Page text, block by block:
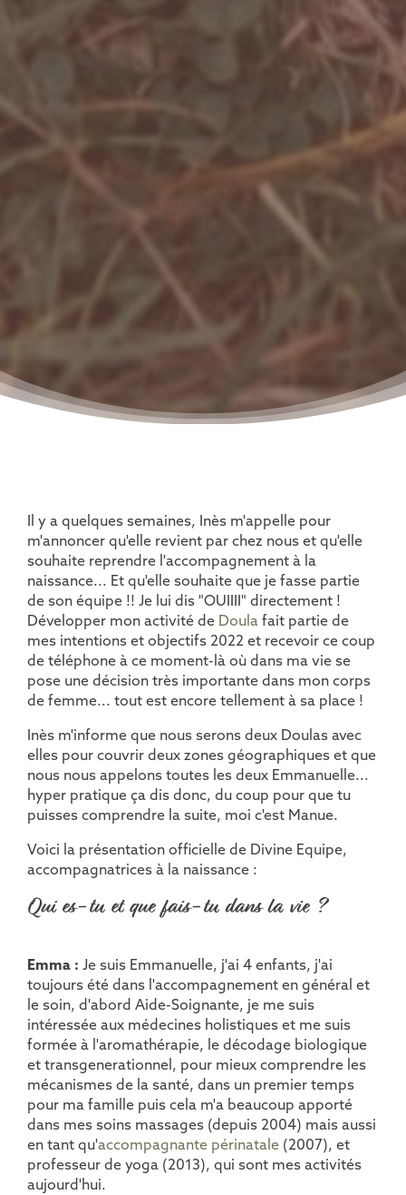
Il y a quelques semaines, Inès m'appelle pour
m'annoncer qu'elle revient par chez nous et qu'elle
souhaite reprendre l'accompagnement à la
naissance... Et qu'elle souhaite que je fasse partie
de son équipe !! Je lui dis "OUIIII" directement !
Développer mon activité de Doula fait partie de
mes intentions et objectifs 2022 et recevoir ce coup
de téléphone à ce moment-là où dans ma vie se
pose une décision très importante dans mon corps
de femme... tout est encore tellement à sa place !
Inès m'informe que nous serons deux Doulas avec
elles pour couvrir deux zones géographiques et que
nous nous appelons toutes les deux Emmanuelle...
hyper pratique ça dis donc, du coup pour que tu
puisses comprendre la suite, moi c'est Manue.
Voici la présentation officielle de Divine Equipe,
accompagnatrices à la naissance :
Qui es-tu et que fais-tu dans la vie ?
Emma : Je suis Emmanuelle, j'ai 4 enfants, j'ai
toujours été dans l'accompagnement en général et
le soin, d'abord Aide-Soignante, je me suis
intéressée aux médecines holistiques et me suis
formée à l'aromathérapie, le décodage biologique
et transgenerationnel, pour mieux comprendre les
mécanismes de la santé, dans un premier temps
pour ma famille puis cela m'a beaucoup apporté
dans mes soins massages (depuis 2004) mais aussi
en tant qu'accompagnante périnatale (2007), et
professeur de yoga (2013), qui sont mes activités
aujourd'hui.